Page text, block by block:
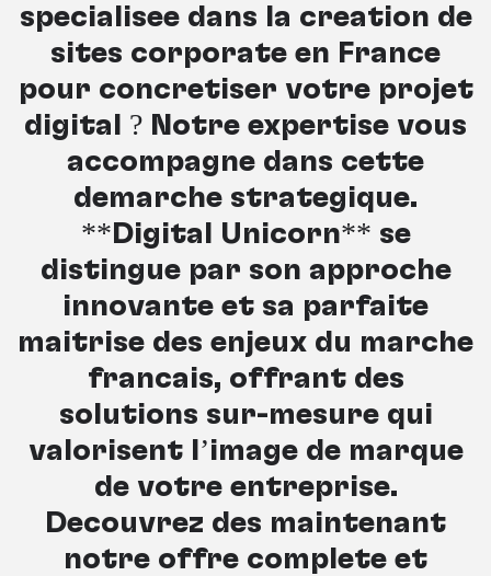
spécialisée dans la création de
sites corporate en France
pour concrétiser votre projet
digital ? Notre expertise vous
accompagne dans cette
démarche stratégique.
**Digital Unicorn** se
distingue par son approche
innovante et sa parfaite
maîtrise des enjeux du marché
français, offrant des
solutions sur-mesure qui
valorisent l’image de marque
de votre entreprise.
Découvrez dès maintenant
notre offre complète et